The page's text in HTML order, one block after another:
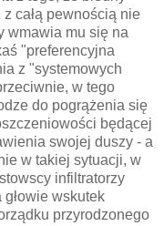
całą pewnością nie
wmawia mu się na
"preferencyjna
z "systemowych
w tego
do pogrążenia się
będącej
swojej duszy - a
w takiej sytuacji, w
infiltratorzy
wskutek
przyrodzonego